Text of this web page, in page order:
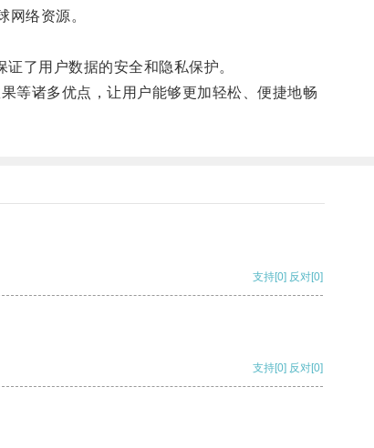
络资源。
了用户数据的安全和隐私保护。
诸多优点，让用户能够更加轻松、便捷地畅
支持[0] 反对[0]
支持[0] 反对[0]